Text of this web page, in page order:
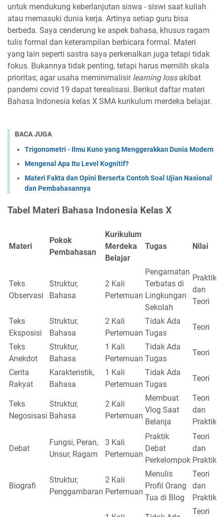
untuk mendukung keberlanjutan siswa - siswi saat kuliah
atau memasuki dunia kerja. Artinya setiap guru bisa
berbeda. Saya cenderung ke aspek bahasa, khusus ragam
tulis formal dan keterampilan berbicara formal. Materi
yang lain seperti sastra saya perkenalkan juga tetapi tidak
fokus. Bukannya tidak penting, tetapi harus memilih skala
prioritas; agar usaha meminimalisir learning lossakibat
pandemi covid 19 dapat terealisasi. Berikut daftar materi
Bahasa Indonesia kelas X SMA kurikulum merdeka belajar.
BACA JUGA
Trigonometri - Ilmu Kuno yang Menggerakkan Dunia Modern
Mengenal Apa Itu Level Kognitif?
Materi Fakta dan Opini Berserta Contoh Soal Ujian Nasional
dan Pembahasannya
Tabel Materi Bahasa Indonesia Kelas X
Materi
Pokok
Pembahasan
Kurikulum
Merdeka
Belajar
Tugas Nilai
Teks
Observasi
Struktur,
Bahasa
2 Kali
Pertemuan
Pengamatan
Terbatas di
Lingkungan
Sekolah
Praktik
dan
Teori
Teks
Eksposisi
Struktur,
Bahasa
2 Kali
Pertemuan
Tidak Ada
Tugas
Teori
Teks
Anekdot
Struktur,
Bahasa
1 Kali
Pertemuan
Tidak Ada
Tugas
Teori
Cerita
Rakyat
Karakteristik,
Bahasa
1 Kali
Pertemuan
Tidak Ada
Tugas
Teori
Teks
Negosisasi
Struktur,
Bahasa
2 Kali
Pertemuan
Membuat
Vlog Saat
Belanja
Teori
dan
Praktik
Debat
Fungsi, Peran,
Unsur, Ragam
3 Kali
Pertemuan
Praktik
Debat
Perkelompok
Teori
dan
Praktik
Biografi
Struktur,
Penggambaran
2 Kali
Pertemuan
Menulis
Profil Orang
Tua di Blog
Teori
dan
Praktik
Teori